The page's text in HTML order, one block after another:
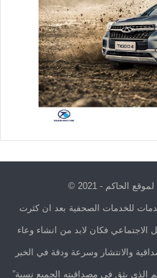
الحاكم - 2021 ©
للخدمات الصحفية بعد ان كثرت
الاجتماعي فكان لابد من انشاء وعاء
والانتشار وسرعة ودقة في الخبر
يثق في مصداقيته الجميع نسبة”